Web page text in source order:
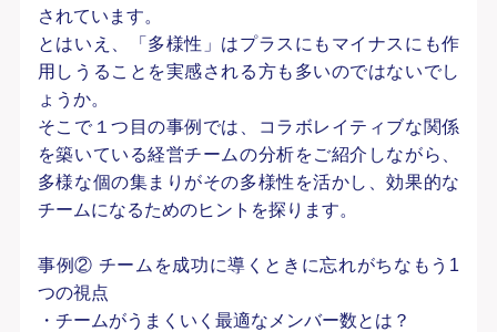
されています。
とはいえ、「多様性」はプラスにもマイナスにも作
用しうることを実感される方も多いのではないでし
ょうか。
そこで１つ目の事例では、コラボレイティブな関係
を築いている経営チームの分析をご紹介しながら、
多様な個の集まりがその多様性を活かし、効果的な
チームになるためのヒントを探ります。
事例② チームを成功に導くときに忘れがちなもう1
つの視点
・チームがうまくいく最適なメンバー数とは？